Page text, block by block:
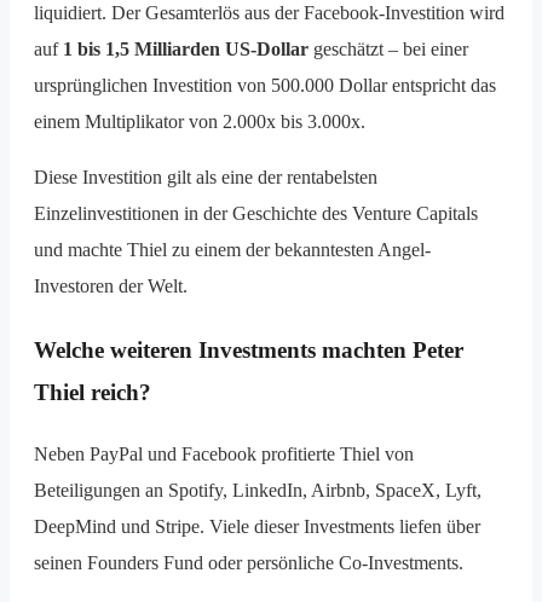
liquidiert. Der Gesamterlös aus der Facebook-Investition wird
auf 1 bis 1,5 Milliarden US-Dollar geschätzt – bei einer
ursprünglichen Investition von 500.000 Dollar entspricht das
einem Multiplikator von 2.000x bis 3.000x.
Diese Investition gilt als eine der rentabelsten
Einzelinvestitionen in der Geschichte des Venture Capitals
und machte Thiel zu einem der bekanntesten Angel-
Investoren der Welt.
Welche weiteren Investments machten Peter
Thiel reich?
Neben PayPal und Facebook profitierte Thiel von
Beteiligungen an Spotify, LinkedIn, Airbnb, SpaceX, Lyft,
DeepMind und Stripe. Viele dieser Investments liefen über
seinen Founders Fund oder persönliche Co-Investments.